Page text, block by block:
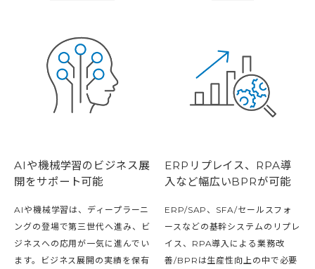
AIや機械学習のビジネス展
開をサポート可能
AIや機械学習は、ディープラーニ
ングの登場で第三世代へ進み、ビ
ジネスへの応用が一気に進んでい
ます。ビジネス展開の実績を保有
ERPリプレイス、RPA導
入など幅広いBPRが可能
ERP/SAP、SFA/セールスフォ
ースなどの基幹システムのリプレ
イス、RPA導入による業務改
善/BPRは生産性向上の中で必要